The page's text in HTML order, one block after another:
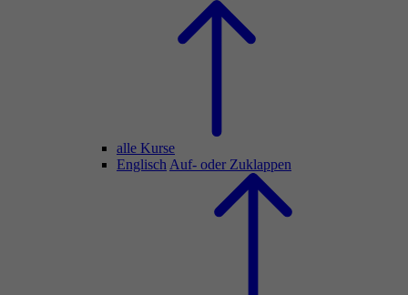
alle Kurse
Englisch Auf- oder Zuklappen